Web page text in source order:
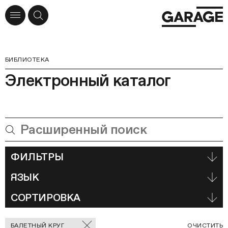
БИБЛИОТЕКА
Электронный каталог
ФИЛЬТРЫ
ЯЗЫК
СОРТИРОВКА
Отмеченные
БАЛЕТНЫЙ КРУГ ОЧИСТИТЬ